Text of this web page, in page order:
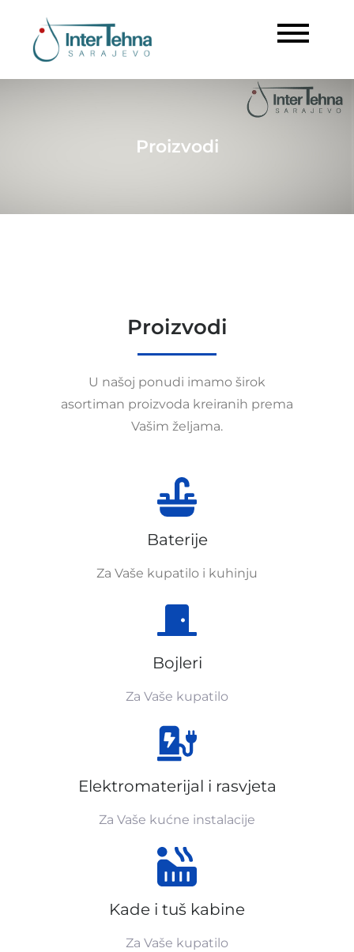
Sarajevo
Proizvodi
Proizvodi
U našoj ponudi imamo širok
asortiman proizvoda kreiranih prema
Vašim željama.
Baterije
Za Vaše kupatilo i kuhinju
Bojleri
Za Vaše kupatilo
Elektromaterijal i rasvjeta
Za Vaše kućne instalacije
Kade i tuš kabine
Za Vaše kupatilo